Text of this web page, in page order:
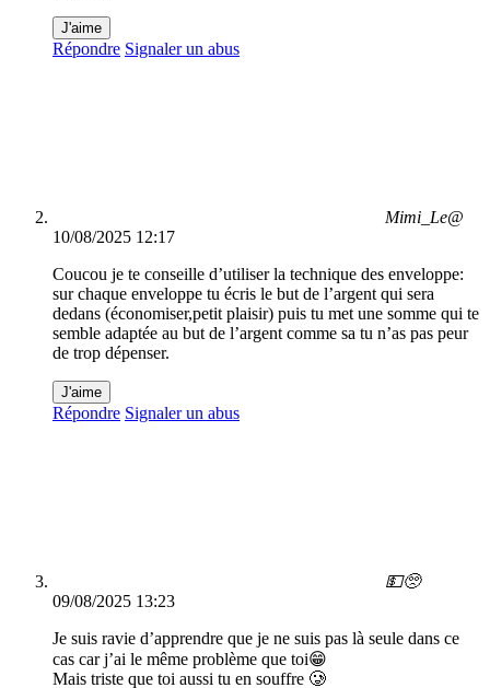
J'aime
Répondre Signaler un abus
Mimi_Le@
10/08/2025 12:17
Coucou je te conseille d’utiliser la technique des enveloppe:
sur chaque enveloppe tu écris le but de l’argent qui sera
dedans (économiser,petit plaisir) puis tu met une somme qui te
semble adaptée au but de l’argent comme sa tu n’as pas peur
de trop dépenser.
J'aime
Répondre Signaler un abus
💵🥺
09/08/2025 13:23
Je suis ravie d’apprendre que je ne suis pas là seule dans ce
cas car j’ai le même problème que toi😁
Mais triste que toi aussi tu en souffre 🥲